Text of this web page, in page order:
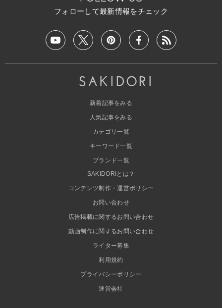
フォローして最新情報をチェック
新着記事をみる
人気記事をみる
カテゴリ一覧
キーワード一覧
ブランド一覧
SAKIDORIとは？
コンテンツ制作・運営ポリシー
お問い合わせ
広告掲載に関するお問い合わせ
動画制作に関するお問い合わせ
ライター募集
利用規約
プライバシーポリシー
運営会社